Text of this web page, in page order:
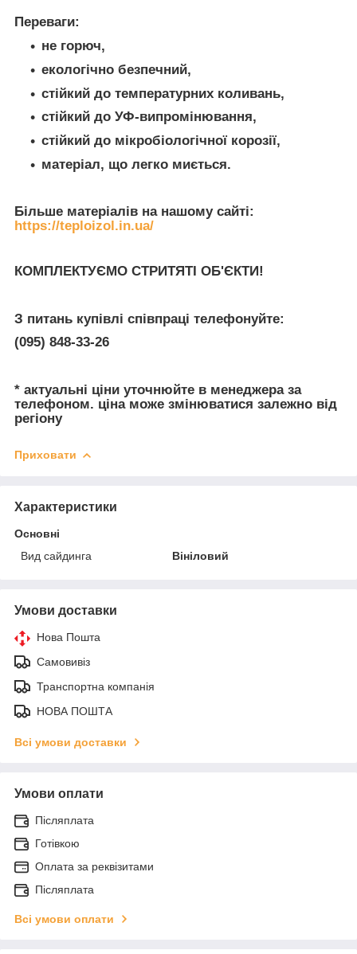
Переваги:
не горюч,
екологічно безпечний,
стійкий до температурних коливань,
стійкий до УФ-випромінювання,
стійкий до мікробіологічної корозії,
матеріал, що легко миється.
Більше матеріалів на нашому сайті:
https://teploizol.in.ua/
КОМПЛЕКТУЄМО СТРИТЯТІ ОБ'ЄКТИ!
З питань купівлі співпраці телефонуйте:
(095) 848-33-26
* актуальні ціни уточнюйте в менеджера за
телефоном. ціна може змінюватися залежно від
регіону
Приховати
Характеристики
Основні
Вид сайдинга
Вініловий
Умови доставки
Нова Пошта
Самовивіз
Транспортна компанія
НОВА ПОШТА
Всі умови доставки
Умови оплати
Післяплата
Готівкою
Оплата за реквізитами
Післяплата
Всі умови оплати